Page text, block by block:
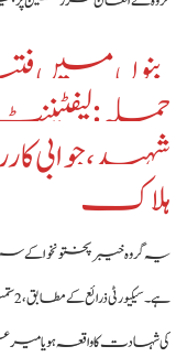
بنوں میں
ہلاک
یہ گروہ خیبر پختونخوا
کی شہادت کا واقعہ ہو یا میر